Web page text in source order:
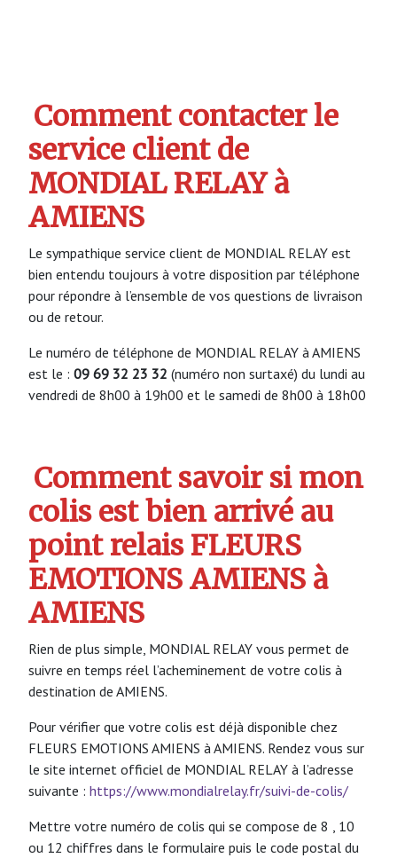
Comment contacter le
service client de
MONDIAL RELAY à
AMIENS
Le sympathique service client de MONDIAL RELAY est
bien entendu toujours à votre disposition par téléphone
pour répondre à l’ensemble de vos questions de livraison
ou de retour.
Le numéro de téléphone de MONDIAL RELAY à AMIENS
est le : 09 69 32 23 32 (numéro non surtaxé) du lundi au
vendredi de 8h00 à 19h00 et le samedi de 8h00 à 18h00
Comment savoir si mon
colis est bien arrivé au
point relais FLEURS
EMOTIONS AMIENS à
AMIENS
Rien de plus simple, MONDIAL RELAY vous permet de
suivre en temps réel l’acheminement de votre colis à
destination de AMIENS.
Pour vérifier que votre colis est déjà disponible chez
FLEURS EMOTIONS AMIENS à AMIENS. Rendez vous sur
le site internet officiel de MONDIAL RELAY à l’adresse
suivante : https://www.mondialrelay.fr/suivi-de-colis/
Mettre votre numéro de colis qui se compose de 8 , 10
ou 12 chiffres dans le formulaire puis le code postal du